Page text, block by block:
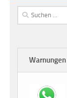
Suchen
nach: